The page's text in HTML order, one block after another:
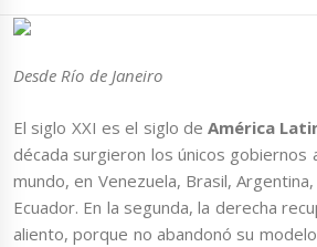
Desde Río de Janeiro
El siglo XXI es el siglo deAmérica
década surgieron los únicos gobiernos
mundo, en Venezuela, Brasil,
Ecuador. En la segunda, la derecha
aliento, porque no abandonó su